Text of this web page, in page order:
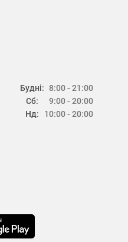
Будні:
Сб:
Нд:
8:00 - 21:00
9:00 - 20:00
10:00 - 20:00